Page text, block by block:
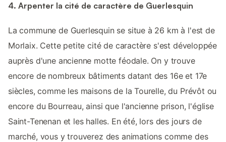
4. Arpenter la cité de caractère de Guerlesquin
La commune de Guerlesquin se situe à 26 km à l'est de
Morlaix. Cette petite cité de caractère s'est développée
auprès d'une ancienne motte féodale. On y trouve
encore de nombreux bâtiments datant des 16e et 17e
siècles, comme les maisons de la Tourelle, du Prévôt ou
encore du Bourreau, ainsi que l'ancienne prison, l'église
Saint-Tenenan et les halles. En été, lors des jours de
marché, vous y trouverez des animations comme des